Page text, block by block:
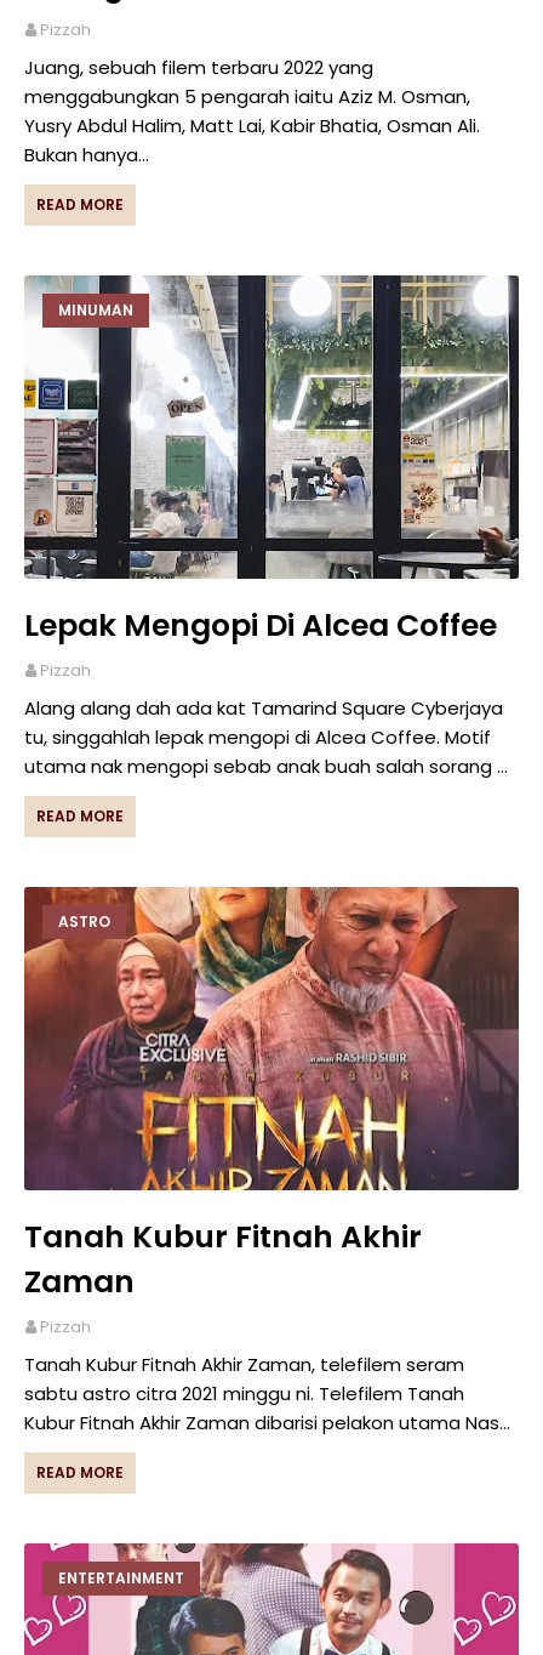
Pizzah
Juang, sebuah filem terbaru 2022 yang
menggabungkan 5 pengarah iaitu Aziz M. Osman,
Yusry Abdul Halim, Matt Lai, Kabir Bhatia, Osman Ali.
Bukan hanya…
READ MORE
MINUMAN
Lepak Mengopi Di Alcea Coffee
Pizzah
Alang alang dah ada kat Tamarind Square Cyberjaya
tu, singgahlah lepak mengopi di Alcea Coffee. Motif
utama nak mengopi sebab anak buah salah sorang …
READ MORE
ASTRO
Tanah Kubur Fitnah Akhir
Zaman
Pizzah
Tanah Kubur Fitnah Akhir Zaman, telefilem seram
sabtu astro citra 2021 minggu ni. Telefilem Tanah
Kubur Fitnah Akhir Zaman dibarisi pelakon utama Nas…
READ MORE
ENTERTAINMENT